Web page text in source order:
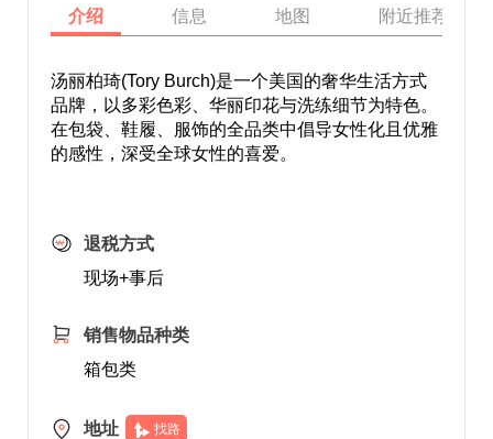
介绍 信息 地图 附近推荐景点
汤丽柏琦(Tory Burch)是一个美国的奢华生活方式
品牌，以多彩色彩、华丽印花与洗练细节为特色。
在包袋、鞋履、服饰的全品类中倡导女性化且优雅
的感性，深受全球女性的喜爱。
退税方式
现场+事后
销售物品种类
箱包类
地址 找路